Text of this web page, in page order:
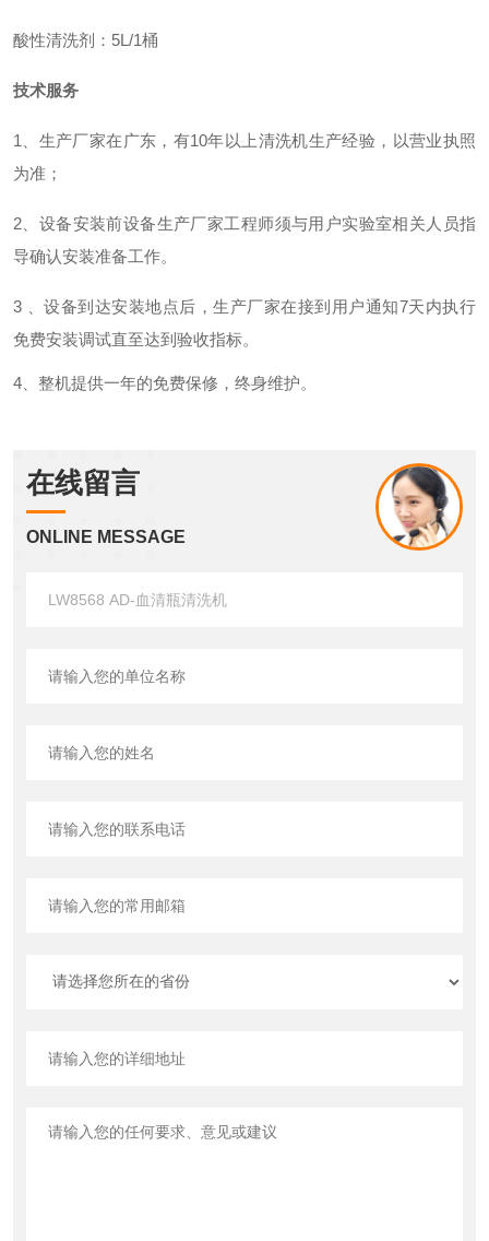
酸性清洗剂： 5L/1桶
技术服务
1、生产厂家在 广东 ，有10年以上清洗机生产经验，以营业执照
为准 ；
2、设备安装前设备生产厂家工程师须与用户实验室相关人员指
导确认安装准备工作。
3 、设备到达安装地点后，生产厂家在接到用户通知7天内执行
免费安装调试直至达到验收指标。
4、整机提供一年的免费保修，终身维护。
在线留言
ONLINE MESSAGE